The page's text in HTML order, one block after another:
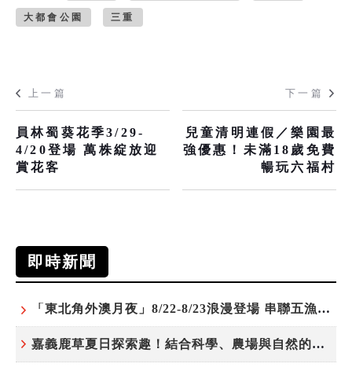
大都會公園 三重
上一篇
員林蜀葵花季3/29-
4/20登場 萬株綻放迎
賞花客
下一篇
兒童清明連假／樂園最
強優惠！未滿18歲免費
暢玩六福村
即時新聞
「東北角外澳月夜」8/22-8/23浪漫登場 串聯五漁村、音樂、市集、火舞與慢旅共度夏夜
嘉義鹿草夏日探索趣！結合科學、農場與自然的親子小旅行